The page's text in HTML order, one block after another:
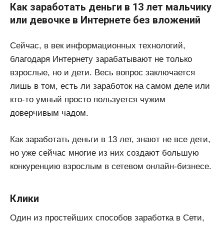
Как заработать деньги в 13 лет мальчику
или девочке в Интернете без вложений
Сейчас, в век информационных технологий,
благодаря Интернету зарабатывают не только
взрослые, но и дети. Весь вопрос заключается
лишь в том, есть ли заработок на самом деле или
кто-то умный просто пользуется чужим
доверчивым чадом.
Как заработать деньги в 13 лет, знают не все дети,
но уже сейчас многие из них создают большую
конкуренцию взрослым в сетевом онлайн-бизнесе.
Клики
Один из простейших способов заработка в Сети,